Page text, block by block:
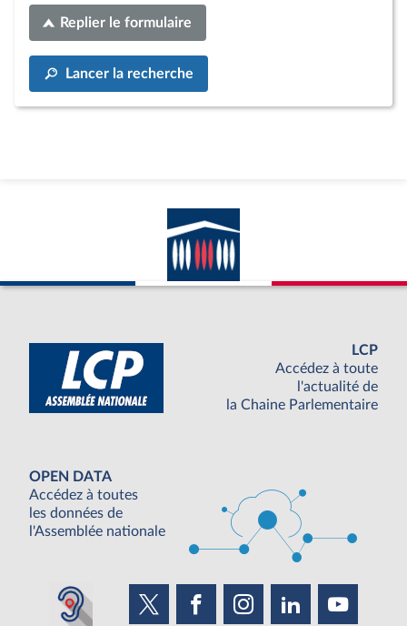
Replier le formulaire
Lancer la recherche
LCP
Accédez à toute
l'actualité de
la Chaine Parlementaire
OPEN DATA
Accédez à toutes
les données de
l'Assemblée nationale